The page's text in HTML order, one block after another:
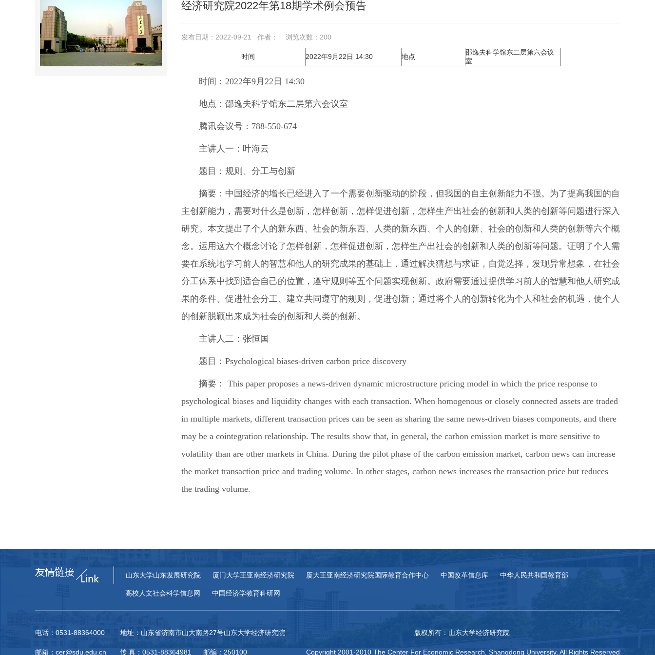
经济研究院2022年第18期学术例会预告
发布日期：2022-09-21 作者： 浏览次数： 200
时间 2022年9月22日 14:30 地点
邵逸夫科学馆东二层第六会议
室
时间：2022年9月22日 14:30
地点：邵逸夫科学馆东二层第六会议室
腾讯会议号：788-550-674
主讲人一：叶海云
题目：规则、分工与创新
摘要：中国经济的增长已经进入了一个需要创新驱动的阶段，但我国的自主创新能力不强。为了提高我国的自
主创新能力，需要对什么是创新，怎样创新，怎样促进创新，怎样生产出社会的创新和人类的创新等问题进行深入
研究。本文提出了个人的新东西、社会的新东西、人类的新东西、个人的创新、社会的创新和人类的创新等六个概
念。运用这六个概念讨论了怎样创新，怎样促进创新，怎样生产出社会的创新和人类的创新等问题。证明了个人需
要在系统地学习前人的智慧和他人的研究成果的基础上，通过解决猜想与求证，自觉选择，发现异常想象，在社会
分工体系中找到适合自己的位置，遵守规则等五个问题实现创新。政府需要通过提供学习前人的智慧和他人研究成
果的条件、促进社会分工、建立共同遵守的规则，促进创新；通过将个人的创新转化为个人和社会的机遇，使个人
的创新脱颖出来成为社会的创新和人类的创新。
主讲人二：张恒国
题目： Psychological biases-driven carbon price discovery
摘要： This paper proposes a news-driven dynamic microstructure pricing model in which the price response to
psychological biases and liquidity changes with each transaction. When homogenous or closely connected assets are traded
in multiple markets, different transaction prices can be seen as sharing the same news-driven biases components, and there
may be a cointegration relationship. The results show that, in general, the carbon emission market is more sensitive to
volatility than are other markets in China. During the pilot phase of the carbon emission market, carbon news can increase
the market transaction price and trading volume. In other stages, carbon news increases the transaction price but reduces
the trading volume.
山东大学山东发展研究院 厦门大学王亚南经济研究院 厦大王亚南经济研究院国际教育合作中心 中国改革信息库 中华人民共和国教育部
高校人文社会科学信息网 中国经济学教育科研网
电话：0531-88364000 地址：山东省济南市山大南路27号山东大学经济研究院
邮箱：cer@sdu.edu.cn 传 真：0531-88364981 邮编：250100
版权所有：山东大学经济研究院
Copyright 2001-2010 The Center For Economic Research, Shangdong University, All Rights Reserved